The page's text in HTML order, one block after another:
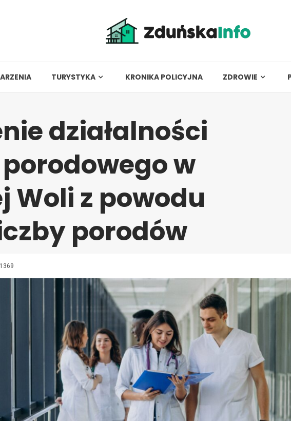
TURYSTYKA KRONIKA POLICYJNA ZDROWIE
działalności
w
Woli z powodu
porodów
1369